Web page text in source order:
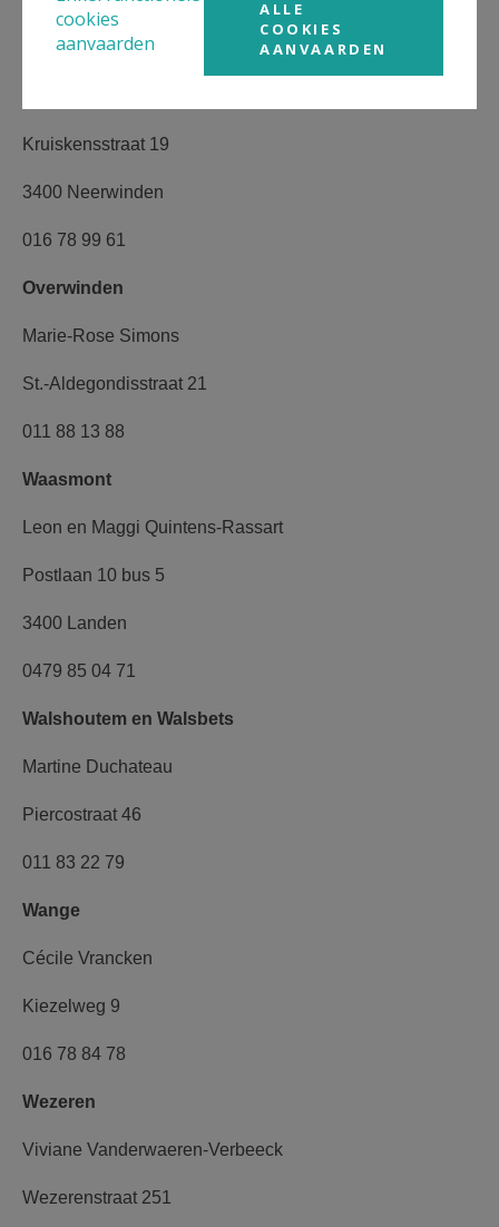
Neerwinden
Kruiskensstraat 19
3400 Neerwinden
016 78 99 61
Overwinden
Marie-Rose Simons
St.-Aldegondisstraat 21
011 88 13 88
Waasmont
Leon en Maggi Quintens-Rassart
Postlaan 10 bus 5
3400 Landen
0479 85 04 71
Walshoutem en Walsbets
Martine Duchateau
Piercostraat 46
011 83 22 79
Wange
Cécile Vrancken
Kiezelweg 9
016 78 84 78
Wezeren
Viviane Vanderwaeren-Verbeeck
Wezerenstraat 251
cookies
aanvaarden
ALLE
COOKIES
AANVAARDEN